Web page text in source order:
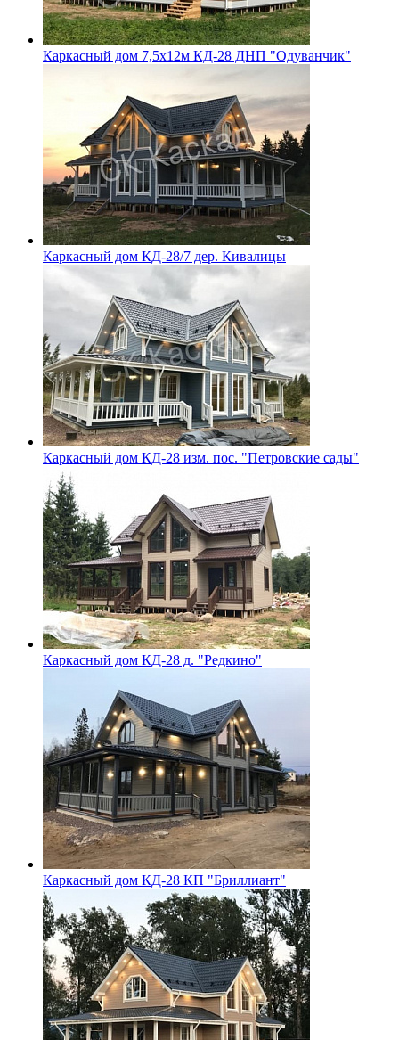
Каркасный дом 7,5х12м КД-28 ДНП "Одуванчик"
Каркасный дом КД-28/7 дер. Кивалицы
Каркасный дом КД-28 изм. пос. "Петровские сады"
Каркасный дом КД-28 д. "Редкино"
Каркасный дом КД-28 КП "Бриллиант"